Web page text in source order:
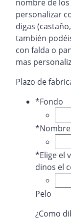
nombre de
personalizar
digas
también
con falda o
mas
Plazo de
*Fondo
*
*Elige el
dinos el
Pelo
¿Como